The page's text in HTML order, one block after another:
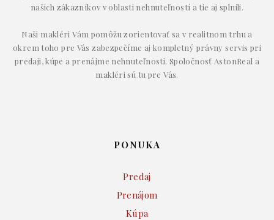
našich zákazníkov v oblasti nehnuteľností a tie aj splnili.
Naši makléri Vám pomôžu zorientovať sa v realitnom trhu a
okrem toho pre Vás zabezpečíme aj kompletný právny servis pri
predaji, kúpe a prenájme nehnuteľnosti. Spoločnosť AstonReal a
makléri sú tu pre Vás.
PONUKA
Predaj
Prenájom
Kúpa